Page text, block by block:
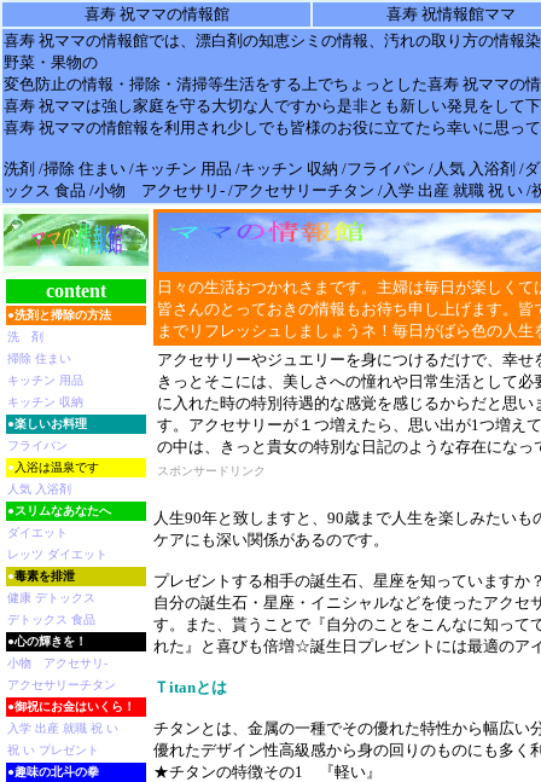
喜寿 祝ママの情報館
喜寿 祝情報館ママ
喜寿 祝ママの情報館では、漂白剤の知恵シミの情報、汚れの取り方の情報
野菜・果物の
変色防止の情報 ・掃除・清掃等生活をする上でちょっとした喜寿 祝ママの
喜寿 祝ママは強し家庭を守る大切な人ですから是非とも新しい発見をして
喜寿 祝ママの情館報を利用され少しでも皆様のお役に立てたら幸いに思
洗剤 /掃除 住まい /キッチン 用品 /キッチン 収納 /フライパン /人気 入浴剤 /
ックス 食品 /小物 アクセサリ- /アクセサリーチタン /入学 出産 就職 祝 い /
日々の生活おつかれさまです。主婦は毎日が楽しくて
皆さんのとっておきの情報もお待ち申し上げます。
までリフレッシュしましょうネ！毎日がばら色の人
アクセサリーやジュエリーを身につけるだけで、幸
きっとそこには、美しさへの憧れや日常生活として
に入れた時の特別待遇的な感覚を感じるからだと思
す。アクセサリーが１つ増えたら、思い出が1つ増え
の中は、きっと貴女の特別な日記のような存在になっ
スポンサードリンク
人生90年と致しますと、90歳まで人生を楽しみたい
ケアにも深い関係があるのです。
プレゼントする相手の誕生石、星座を知っていますか
自分の誕生石・星座・イニシャルなどを使ったアク
す。また、貰うことで『自分のことをこんなに知っ
れた』と喜びも倍増☆誕生日プレゼントには最適のア
Ｔitanとは
チタンとは、金属の一種でその優れた特性から幅広
優れたデザイン性高級感から身の回りのものにも多く
★チタンの特徴その1 『軽い』
content
●洗剤と掃除の方法
洗 剤
掃除 住まい
キッチン 用品
キッチン 収納
●楽しいお料理
フライパン
● 入浴は温泉です
人気 入浴剤
●スリムなあなたへ
ダイエット
レッツ ダイエット
●毒素を排泄
健康 デトックス
デトックス 食品
●心の輝きを！
小物 アクセサリ-
アクセサリーチタン
●御祝にお金はいくら！
入学 出産 就職 祝 い
祝 い プレゼント
●趣味の北斗の拳